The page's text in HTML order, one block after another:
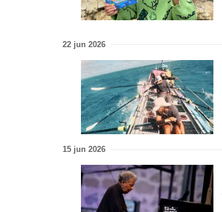
22 jun 2026
15 jun 2026